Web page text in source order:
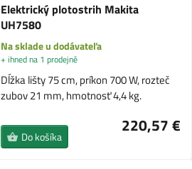
Elektrický plotostrih Makita
UH7580
Na sklade u dodávateľa
+ ihned na 1 prodejně
Dĺžka lišty 75 cm, príkon 700 W, rozteč
zubov 21 mm, hmotnosť 4,4 kg.
220,57 €
Do košíka